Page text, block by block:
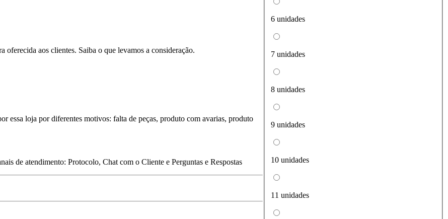
oferecida aos clientes. Saiba o que levamos a consideração.
essa loja por diferentes motivos: falta de peças, produto com avarias, produto
de atendimento: Protocolo, Chat com o Cliente e Perguntas e Respostas
6 unidades
7 unidades
8 unidades
9 unidades
10 unidades
11 unidades